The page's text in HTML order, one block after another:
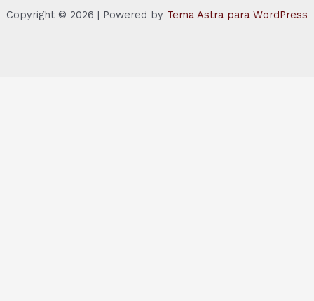
Copyright © 2026 | Powered by Tema Astra para WordPress